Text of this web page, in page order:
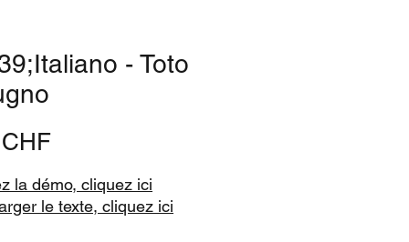
- Toto
Prix
la démo, cliquez ici
le texte, cliquez ici